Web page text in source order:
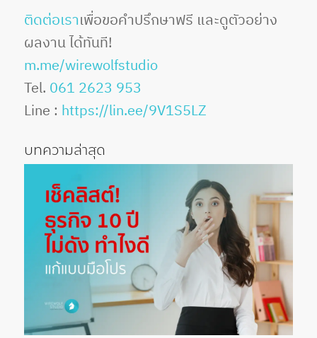
ติดต่อเราเพื่อขอคำปรึกษาฟรี และดูตัวอย่าง
ผลงาน ได้ทันที!
m.me/wirewolfstudio
Tel. 061 2623 953
Line : https://lin.ee/9V1S5LZ
บทความล่าสุด